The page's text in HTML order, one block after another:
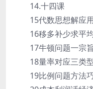
14.十四课
15代数思想解应
16移多补少求平
17牛顿问题一宗
18量率对应三类
19比例问题方法